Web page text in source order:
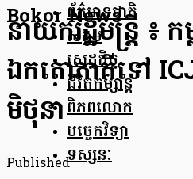
Bokor News
ព័ត៌មានជាតិ
សង្គម
សេដ្ឋកិច្ច
ជីវិតកម្សាន្ត
ពិភពលោក
បច្ចេកវិទ្យា
ទស្សនៈ
នាយករដ្ឋមន្រ្តី ៖ ក
ឯកតោភាគីទៅ
មិថុនា
Published